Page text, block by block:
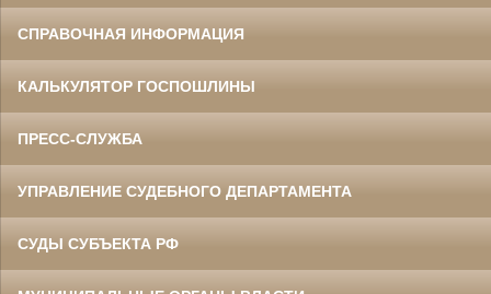
СПРАВОЧНАЯ ИНФОРМАЦИЯ
КАЛЬКУЛЯТОР ГОСПОШЛИНЫ
ПРЕСС-СЛУЖБА
УПРАВЛЕНИЕ СУДЕБНОГО ДЕПАРТАМЕНТА
СУДЫ СУБЪЕКТА РФ